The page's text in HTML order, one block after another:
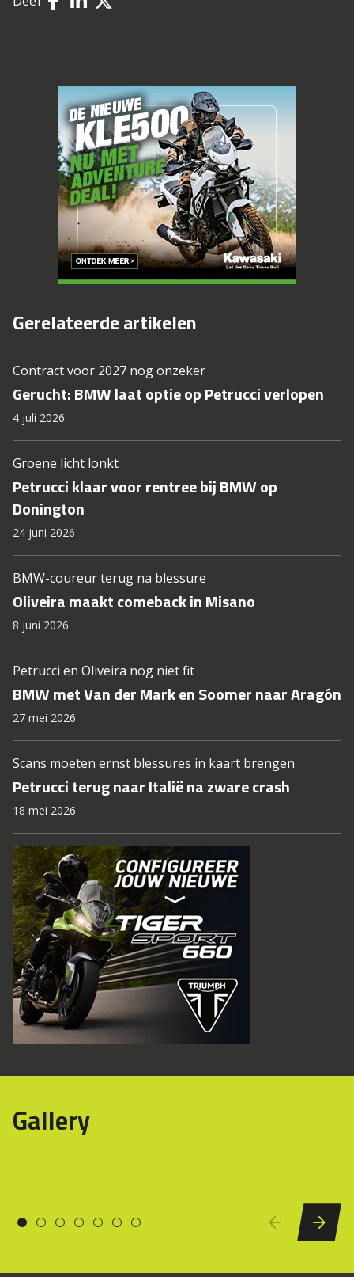
Gerelateerde artikelen
Contract voor 2027 nog onzeker
Gerucht: BMW laat optie op Petrucci verlopen
4 juli 2026
Groene licht lonkt
Petrucci klaar voor rentree bij BMW op
Donington
24 juni 2026
BMW-coureur terug na blessure
Oliveira maakt comeback in Misano
8 juni 2026
Petrucci en Oliveira nog niet fit
BMW met Van der Mark en Soomer naar Aragón
27 mei 2026
Scans moeten ernst blessures in kaart brengen
Petrucci terug naar Italië na zware crash
18 mei 2026
Gallery